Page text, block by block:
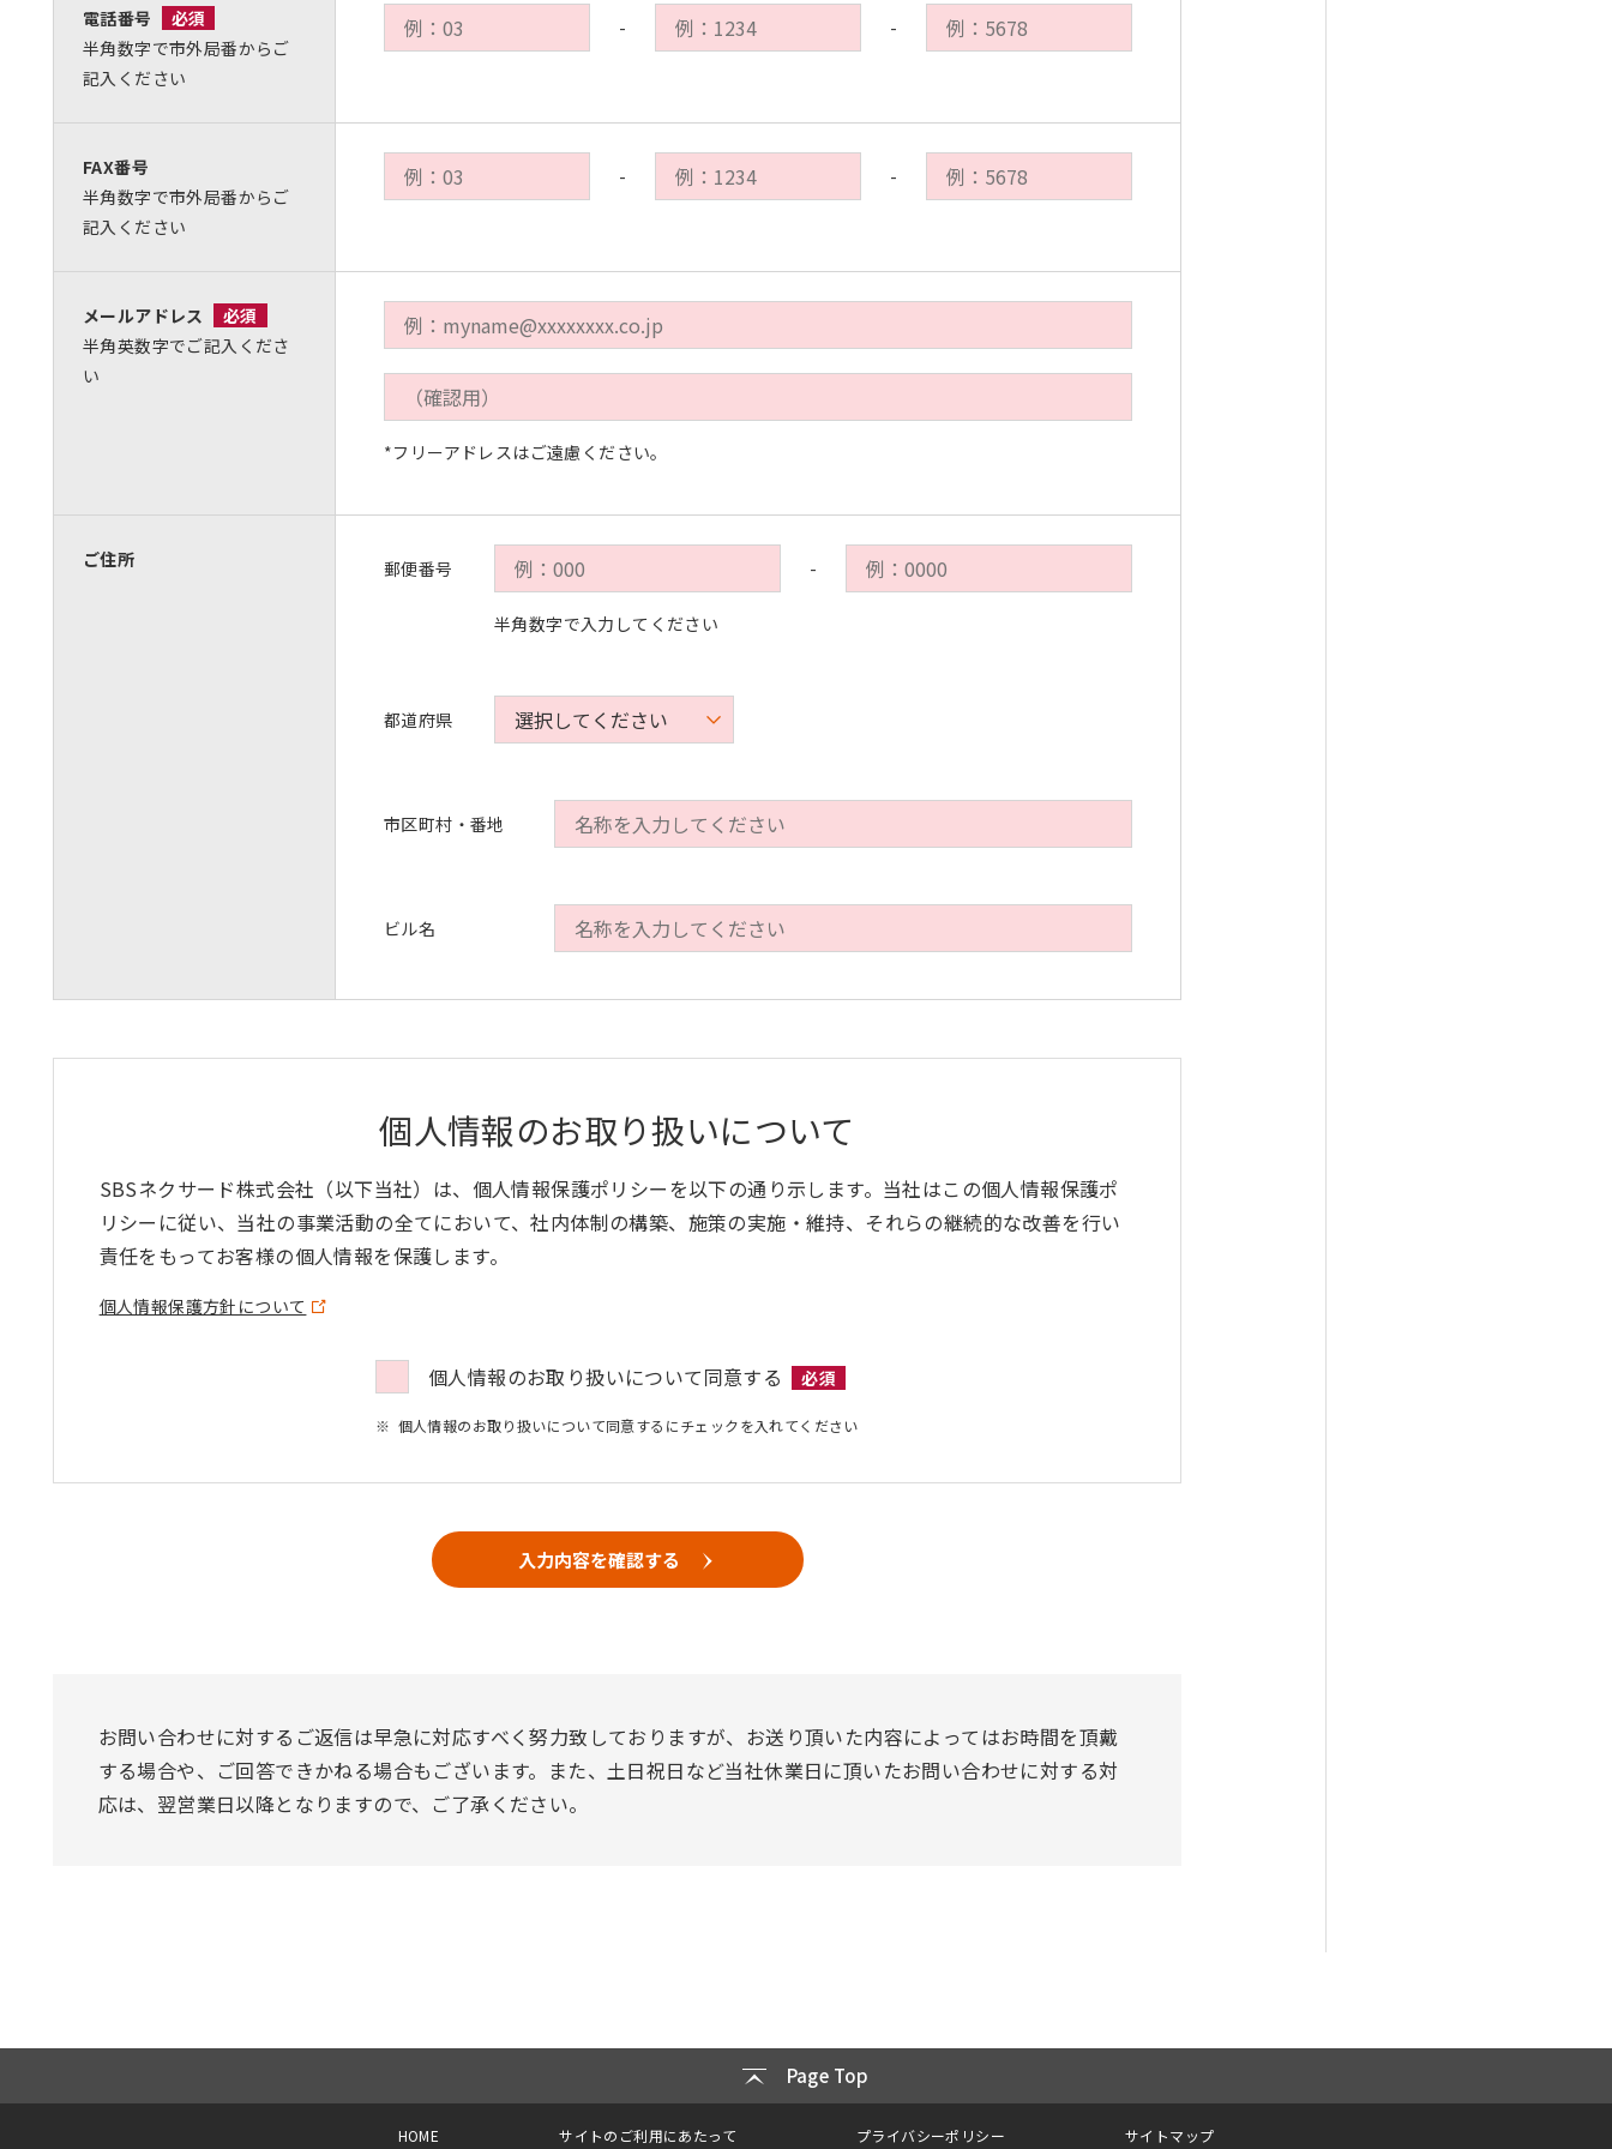
電話番号
必須
半角数字で市外局番からご
記入ください
- -
FAX番号
半角数字で市外局番からご
記入ください
- -
メールアドレス
必須
半角英数字でご記入くださ
い
*フリーアドレスはご遠慮ください。
ご住所 郵便番号 -
半角数字で入力してください
都道府県
市区町村・番地
ビル名
個人情報のお取り扱いについて
SBSネクサード株式会社（以下当社）は、個人情報保護ポリシーを以下の通り示します。当社はこの個人情報保護ポ
リシーに従い、当社の事業活動の全てにおいて、社内体制の構築、施策の実施・維持、それらの継続的な改善を行い
責任をもってお客様の個人情報を保護します。
個人情報保護方針について
個人情報のお取り扱いについて同意する 必須
個人情報のお取り扱いについて同意するにチェックを入れてください
入力内容を確認する
お問い合わせに対するご返信は早急に対応すべく努力致しておりますが、お送り頂いた内容によってはお時間を頂戴
する場合や、ご回答できかねる場合もございます。また、土日祝日など当社休業日に頂いたお問い合わせに対する対
応は、翌営業日以降となりますので、ご了承ください。
Page Top
HOME サイトのご利用にあたって プライバシーポリシー サイトマップ